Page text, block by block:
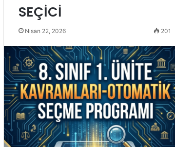
SEÇİCİ
Nisan 22, 2026 201